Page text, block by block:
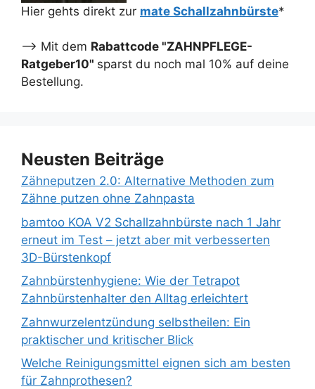
Hier gehts direkt zur mate Schallzahnbürste*
--> Mit dem Rabattcode "ZAHNPFLEGE-
Ratgeber10" sparst du noch mal 10% auf deine
Bestellung.
Neusten Beiträge
Zähneputzen 2.0: Alternative Methoden zum
Zähne putzen ohne Zahnpasta
bamtoo KOA V2 Schallzahnbürste nach 1 Jahr
erneut im Test – jetzt aber mit verbesserten
3D-Bürstenkopf
Zahnbürstenhygiene: Wie der Tetrapot
Zahnbürstenhalter den Alltag erleichtert
Zahnwurzelentzündung selbstheilen: Ein
praktischer und kritischer Blick
Welche Reinigungsmittel eignen sich am besten
für Zahnprothesen?